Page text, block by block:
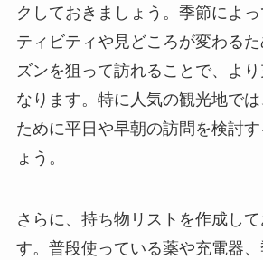
クしておきましょう。季節によ
ティビティや見どころが変わる
ズンを狙って訪れることで、よ
なります。特に人気の観光地で
ために平日や早朝の訪問を検討
ょう。
さらに、持ち物リストを作成し
す。普段使っている薬や充電器